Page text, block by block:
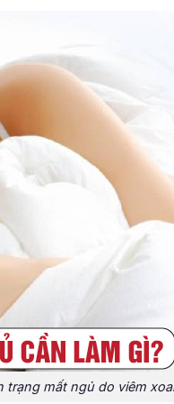
trạng mất ngủ do viêm